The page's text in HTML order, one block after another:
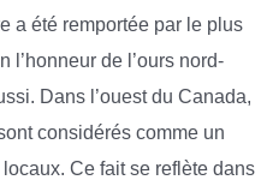
a été remportée par le plus
l’honneur de l’ours nord-
Dans l’ouest du Canada,
considérés comme un
Ce fait se reflète dans